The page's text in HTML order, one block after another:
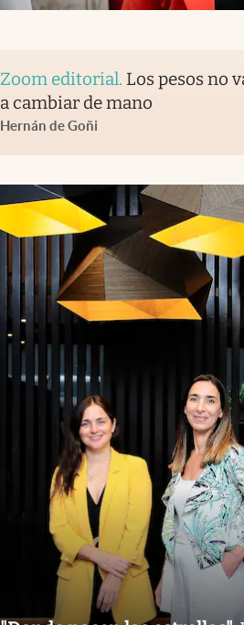
Zoom editorial. Los pesos no
a cambiar de mano
Hernán de Goñi